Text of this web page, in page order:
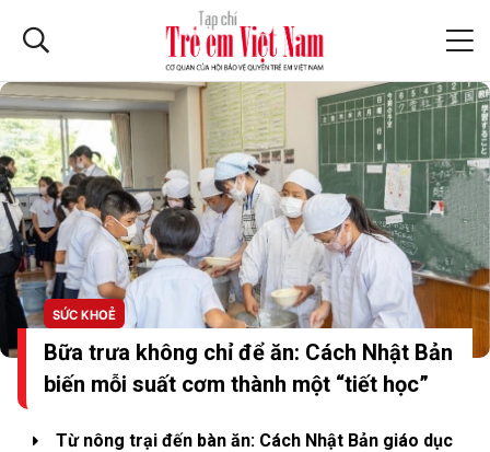
SỨC KHOẺ
Bữa trưa không chỉ để ăn: Cách Nhật Bản
biến mỗi suất cơm thành một “tiết học”
Từ nông trại đến bàn ăn: Cách Nhật Bản giáo dục